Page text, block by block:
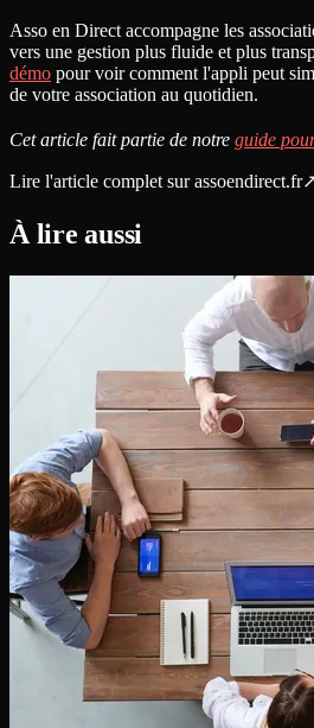
Asso en Direct accompagne les
vers une gestion plus fluide et plus
démo pour voir comment l'appli peut
de votre association au quotidien.
Cet article fait partie de notre guide
Lire l'article complet sur assoendirect.fr
À lire aussi